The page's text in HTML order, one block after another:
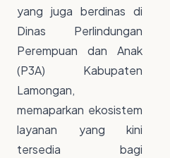
yang juga berdinas di
Dinas Perlindungan
Perempuan dan Anak
(P3A) Kabupaten
Lamongan,
memaparkan ekosistem
layanan yang kini
tersedia bagi